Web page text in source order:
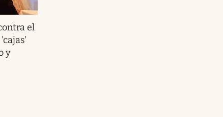
el
y